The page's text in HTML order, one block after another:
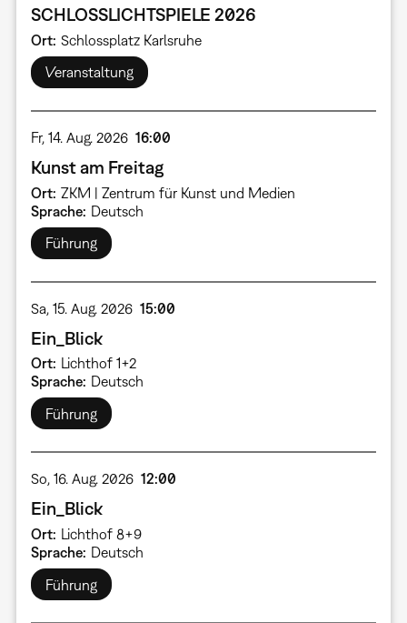
SCHLOSSLICHTSPIELE 2026
Ort Schlossplatz Karlsruhe
Veranstaltung
Fr, 14. Aug. 2026 16:00
Kunst am Freitag
Ort ZKM | Zentrum für Kunst und Medien
Sprache Deutsch
Führung
Sa, 15. Aug. 2026 15:00
Ein_Blick
Ort Lichthof 1+2
Sprache Deutsch
Führung
So, 16. Aug. 2026 12:00
Ein_Blick
Ort Lichthof 8+9
Sprache Deutsch
Führung